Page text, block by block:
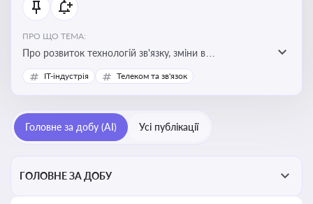
ПРО ЩО ТЕМА:
Про розвиток технологій зв'язку, зміни в
законодавстві, регулювання ринку телекомунікацій,
інновації в сфері мобільних та інтернет-послуг
IT-індустрія Телеком та зв'язок
Головне за добу (AI) Усі публікації
ГОЛОВНЕ ЗА ДОБУ